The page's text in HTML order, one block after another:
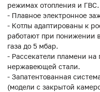
режимах отопления и ГВС.
- Плавное электронное
- Котлы адаптированы к
работают при понижении
газа до 5 мбар.
- Рассекатели пламени на
нержавеющей стали.
- Запатентованная
(модели с закрытой